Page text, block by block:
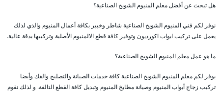
هل تبحث عن أفضل معلم المنيوم الشويخ الصناعية؟
نوفر لكم فني المنيوم الشويخ الصناعية شاطر وخبير بكافة أعمال المنيوم والذي لذلك
يعمل على تركيب ابواب اكورديون وتوفير كافة قطع الالمنيوم الأصلية وتركيبها بدقة عالية.
ما هو عمل معلم المنيوم الشويخ الصناعية؟
يوفر لكم معلم المنيوم الشويخ الصناعية كافة خدمات الصيانة والتصليح والفك وأيضا
تركيب زجاج أبواب المنيوم وصيانة مطابخ المنيوم وتبديل كافة القطع التالفة. و لذلك نقوم